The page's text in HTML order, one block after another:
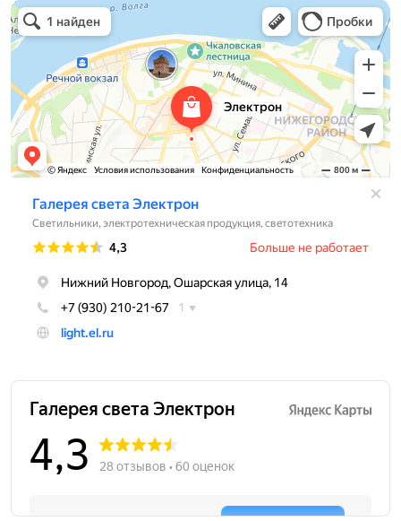
Электрон
Светильники в Нижнем Новгороде
Электротехническая продукция в Нижнем Новгороде